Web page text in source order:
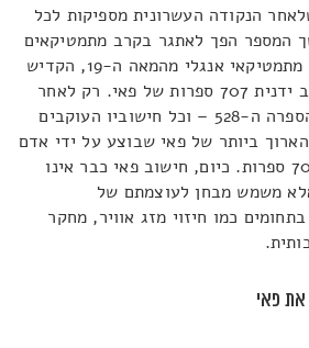
שלאחר הנקודה העשרונית מספיקות לכל
המספר הפך לאתגר בקרב מתמטיקאים
ומדענים. ויליאם שנקס, מתמטיקאי אנגלי מהמאה ה-19, הקדיש
15 שנים מחייו כדי לחשב ידנית 707 ספרות של פאי. רק לאחר
מותו גילו שטעה אחרי הספרה ה-528 – וכל חישוביו העוקבים
ביותר של פאי שבוצע על ידי אדם
(ללא מחשב) הוא 70,030 ספרות. כיום, חישוב פאי כבר אינו
משמש מבחן לעוצמתם של
כמו חיזוי מזג אוויר, מחקר